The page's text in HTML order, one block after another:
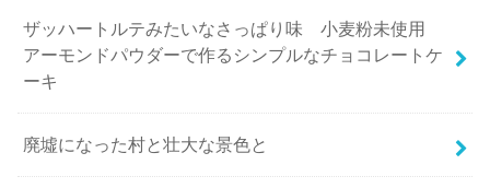
ザッハートルテみたいなさっぱり味 小麦粉未使用
アーモンドパウダーで作るシンプルなチョコレートケ
ーキ
廃墟になった村と壮大な景色と